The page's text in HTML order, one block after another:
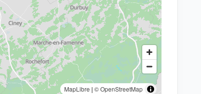
MapLibre |© OpenStreetMap